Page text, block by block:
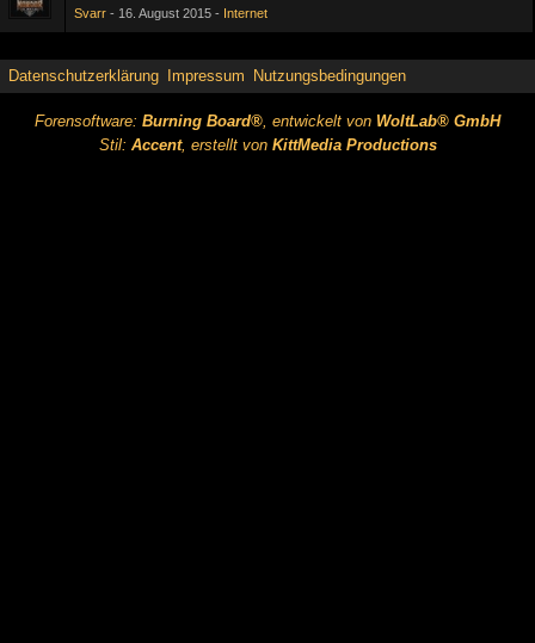
Svarr 16. August 2015 Internet
Datenschutzerklärung Impressum Nutzungsbedingungen
Forensoftware: Burning Board®, entwickelt von WoltLab® GmbH
Stil: Accent, erstellt von KittMedia Productions